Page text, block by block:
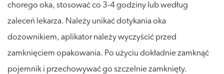
chorego oka, stosować co 3-4 godziny lub według
zaleceń lekarza. Należy unikać dotykania oka
dozownikiem, aplikator należy wyczyścić przed
zamknięciem opakowania. Po użyciu dokładnie zamknąć
pojemnik i przechowywać go szczelnie zamknięty.